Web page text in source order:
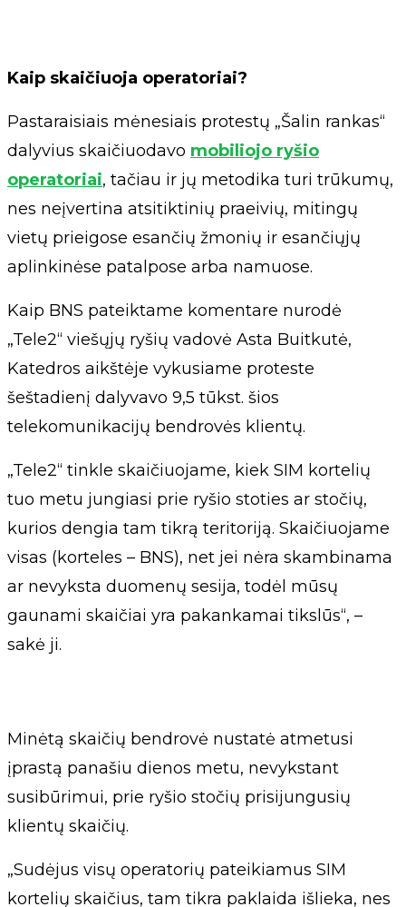
Kaip skaičiuoja operatoriai?
Pastaraisiais mėnesiais protestų „Šalin rankas“
dalyvius skaičiuodavo mobiliojo ryšio
operatoriai, tačiau ir jų metodika turi trūkumų,
nes neįvertina atsitiktinių praeivių, mitingų
vietų prieigose esančių žmonių ir esančiųjų
aplinkinėse patalpose arba namuose.
Kaip BNS pateiktame komentare nurodė
„Tele2“ viešųjų ryšių vadovė Asta Buitkutė,
Katedros aikštėje vykusiame proteste
šeštadienį dalyvavo 9,5 tūkst. šios
telekomunikacijų bendrovės klientų.
„Tele2“ tinkle skaičiuojame, kiek SIM kortelių
tuo metu jungiasi prie ryšio stoties ar stočių,
kurios dengia tam tikrą teritoriją. Skaičiuojame
visas (korteles – BNS), net jei nėra skambinama
ar nevyksta duomenų sesija, todėl mūsų
gaunami skaičiai yra pakankamai tikslūs“, –
sakė ji.
Minėtą skaičių bendrovė nustatė atmetusi
įprastą panašiu dienos metu, nevykstant
susibūrimui, prie ryšio stočių prisijungusių
klientų skaičių.
„Sudėjus visų operatorių pateikiamus SIM
kortelių skaičius, tam tikra paklaida išlieka, nes